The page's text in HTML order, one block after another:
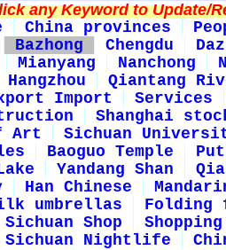
any Keyword to Update/
China provinces
Bazhong Chengdu
Mianyang Nanchong
Hangzhou
Qiantang
Import
Services
Shanghai
Art
Sichuan
Baoguo Temple
Yandang Shan
Han Chinese
umbrellas
Folding
Sichuan Shop
Shopping
Sichuan Nightlife